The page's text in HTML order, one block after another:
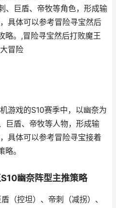
、巨盾、帝牧等角色，形成输
具体可以参考冒险寻宝然后
略。,冒险寻宝然后打败魔王
冒险
游戏的S10赛季中，以幽奈为
巨盾、帝牧等人物，形成输
具体可以参考冒险寻宝接着
。
幽奈阵型主推策略
（控坦）、帝刺（减拐）、